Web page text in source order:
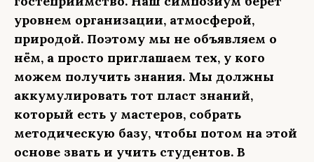
уровнем организации, атмосферой,
природой. Поэтому мы не объявляем о
нём, а просто приглашаем тех, у кого
можем получить знания. Мы должны
аккумулировать тот пласт знаний,
который есть у мастеров, собрать
методическую базу, чтобы потом на этой
основе звать и учить студентов. В